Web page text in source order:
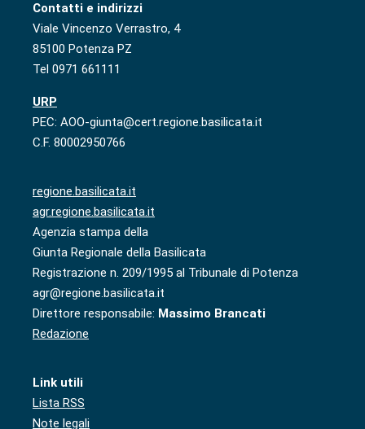
Contatti e indirizzi
Viale Vincenzo Verrastro, 4
85100 Potenza PZ
Tel 0971 661111
URP
PEC: AOO-giunta@cert.regione.basilicata.it
C.F. 80002950766
regione.basilicata.it
agr.regione.basilicata.it
Agenzia stampa della
Giunta Regionale della Basilicata
Registrazione n. 209/1995 al Tribunale di Potenza
agr@regione.basilicata.it
Direttore responsabile: Massimo Brancati
Redazione
Link utili
Lista RSS
Note legali